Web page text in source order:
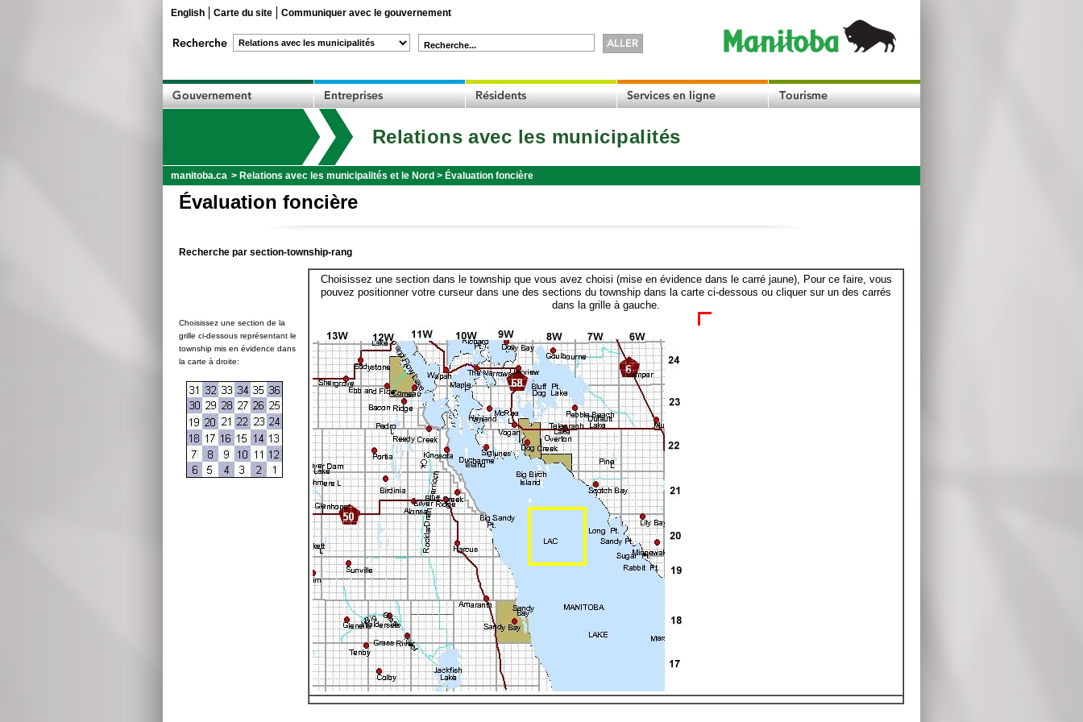
English Carte du site Communiquer avec le gouvernement
Recherche...
Relations avec les municipalités
manitoba.ca > Relations avec les municipalités et le Nord > Évaluation foncière
Évaluation foncière
Recherche par section-township-rang
Choisissez une section de la
grille ci-dessous représentant le
township mis en évidence dans
la carte à droite:
Choisissez une section dans le township que vous avez choisi (mise en évidence dans le carré jaune), Pour ce faire, vous
pouvez positionner votre curseur dans une des sections du township dans la carte ci-dessous ou cliquer sur un des carrés
dans la grille à gauche.